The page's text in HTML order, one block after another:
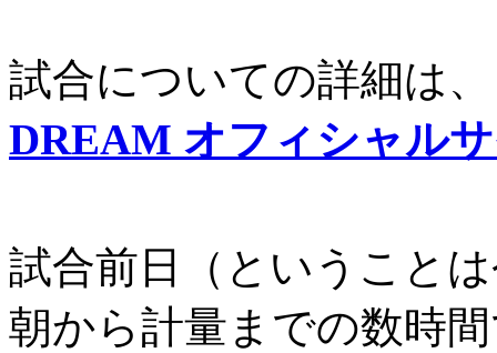
試合についての詳細は、
DREAM オフィシャル
試合前日（ということ
朝から計量までの数時